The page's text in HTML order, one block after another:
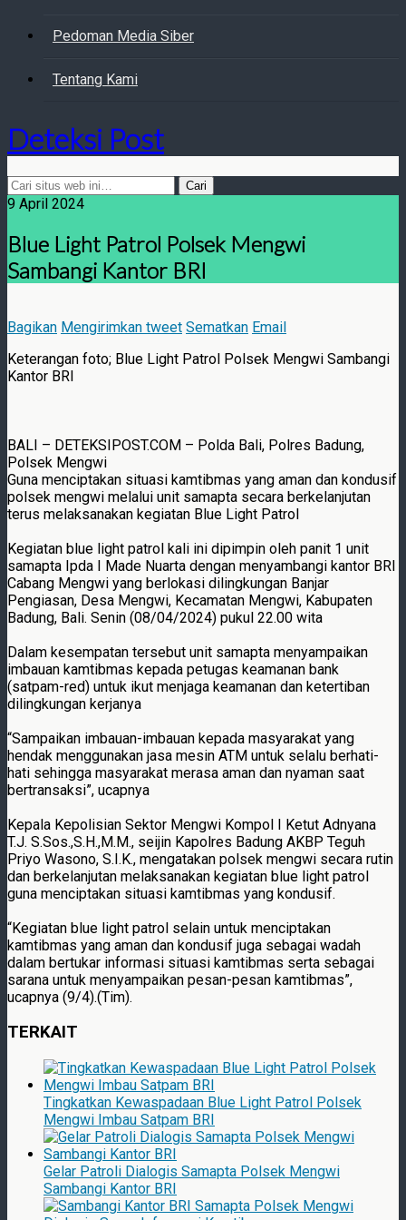
Pedoman Media Siber
Tentang Kami
Deteksi Post
9 April 2024
Blue Light Patrol Polsek Mengwi
Sambangi Kantor BRI
Bagikan Mengirimkan tweet Sematkan Email
Keterangan foto; Blue Light Patrol Polsek Mengwi Sambangi
Kantor BRI
BALI – DETEKSIPOST.COM – Polda Bali, Polres Badung,
Polsek Mengwi
Guna menciptakan situasi kamtibmas yang aman dan kondusif
polsek mengwi melalui unit samapta secara berkelanjutan
terus melaksanakan kegiatan Blue Light Patrol
Kegiatan blue light patrol kali ini dipimpin oleh panit 1 unit
samapta Ipda I Made Nuarta dengan menyambangi kantor BRI
Cabang Mengwi yang berlokasi dilingkungan Banjar
Pengiasan, Desa Mengwi, Kecamatan Mengwi, Kabupaten
Badung, Bali. Senin (08/04/2024) pukul 22.00 wita
Dalam kesempatan tersebut unit samapta menyampaikan
imbauan kamtibmas kepada petugas keamanan bank
(satpam-red) untuk ikut menjaga keamanan dan ketertiban
dilingkungan kerjanya
“Sampaikan imbauan-imbauan kepada masyarakat yang
hendak menggunakan jasa mesin ATM untuk selalu berhati-
hati sehingga masyarakat merasa aman dan nyaman saat
bertransaksi”, ucapnya
Kepala Kepolisian Sektor Mengwi Kompol I Ketut Adnyana
T.J. S.Sos.,S.H.,M.M., seijin Kapolres Badung AKBP Teguh
Priyo Wasono, S.I.K., mengatakan polsek mengwi secara rutin
dan berkelanjutan melaksanakan kegiatan blue light patrol
guna menciptakan situasi kamtibmas yang kondusif.
“Kegiatan blue light patrol selain untuk menciptakan
kamtibmas yang aman dan kondusif juga sebagai wadah
dalam bertukar informasi situasi kamtibmas serta sebagai
sarana untuk menyampaikan pesan-pesan kamtibmas”,
ucapnya (9/4).(Tim).
TERKAIT
Tingkatkan Kewaspadaan Blue Light Patrol Polsek
Mengwi Imbau Satpam BRI
Gelar Patroli Dialogis Samapta Polsek Mengwi
Sambangi Kantor BRI